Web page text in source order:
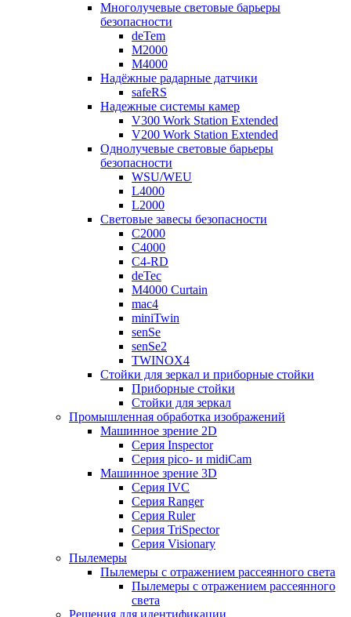
Многолучевые световые барьеры
безопасности
deTem
M2000
M4000
Надёжные радарные датчики
safeRS
Надежные системы камер
V300 Work Station Extended
V200 Work Station Extended
Однолучевые световые барьеры
безопасности
WSU/WEU
L4000
L2000
Световые завесы безопасности
C2000
C4000
C4-RD
deTec
M4000 Curtain
mac4
miniTwin
senSe
senSe2
TWINOX4
Стойки для зеркал и приборные стойки
Приборные стойки
Стойки для зеркал
Промышленная обработка изображений
Машинное зрение 2D
Серия Inspector
Серия pico- и midiCam
Машинное зрение 3D
Серия IVC
Серия Ranger
Серия Ruler
Серия TriSpector
Серия Visionary
Пылемеры
Пылемеры с отражением рассеянного света
Пылемеры с отражением рассеянного
света
Решения для идентификации